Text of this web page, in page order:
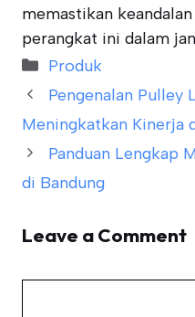
memastikan
perangkat ini dalam
Categories
Produk
Pengenalan Pulley
Meningkatkan Kinerja
Panduan Lengkap
di Bandung
Leave a Comment